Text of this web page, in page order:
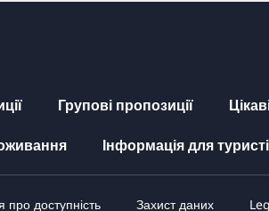
Групові пропозиції
Інформація для
про доступність Захист даних